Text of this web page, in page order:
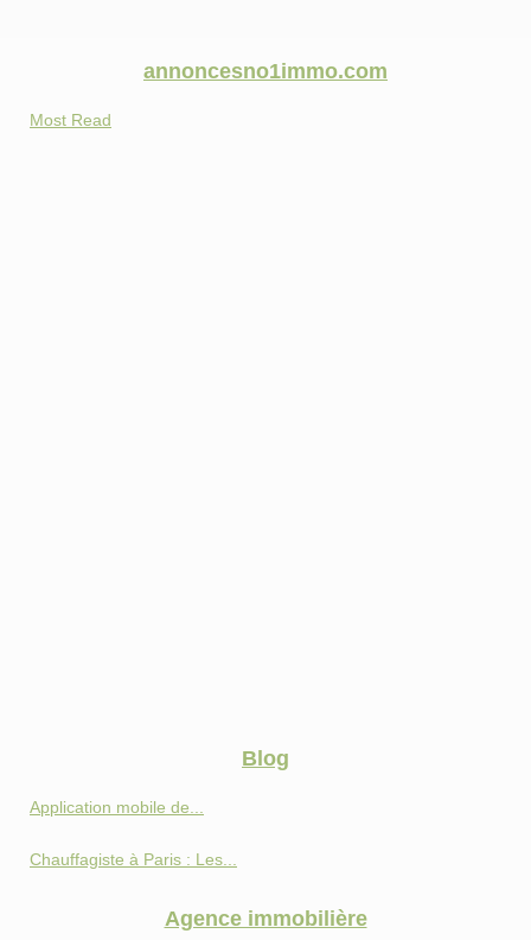
annoncesno1immo.com
Most Read
Blog
Application mobile de...
Chauffagiste à Paris : Les...
Agence immobilière